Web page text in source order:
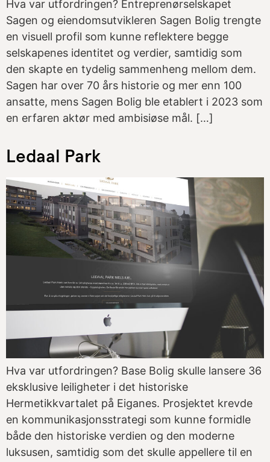
Hva var utfordringen? Entreprenørselskapet
Sagen og eiendomsutvikleren Sagen Bolig trengte
en visuell profil som kunne reflektere begge
selskapenes identitet og verdier, samtidig som
den skapte en tydelig sammenheng mellom dem.
Sagen har over 70 års historie og mer enn 100
ansatte, mens Sagen Bolig ble etablert i 2023 som
en erfaren aktør med ambisiøse mål. […]
Ledaal Park
Hva var utfordringen? Base Bolig skulle lansere 36
eksklusive leiligheter i det historiske
Hermetikkvartalet på Eiganes. Prosjektet krevde
en kommunikasjonsstrategi som kunne formidle
både den historiske verdien og den moderne
luksusen, samtidig som det skulle appellere til en